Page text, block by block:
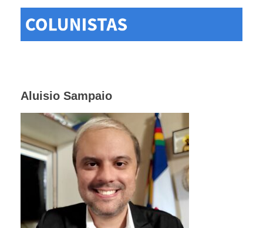
Aluisio Sampaio